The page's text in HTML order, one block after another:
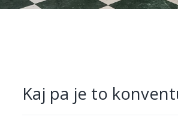
Kaj pa je to